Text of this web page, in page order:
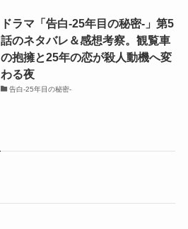
ドラマ「告白-25年目の秘密-」第5
話のネタバレ＆感想考察。観覧車
の抱擁と25年の恋が殺人動機へ変
わる夜
告白-25年目の秘密-